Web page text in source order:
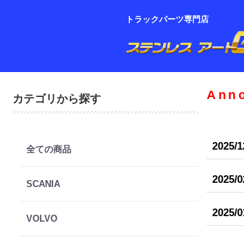
トラックパーツ専門店
カテゴリから探す
全ての商品
SCANIA
VOLVO
2025/
2025/
2025/